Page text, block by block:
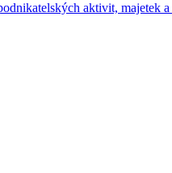
aktivit, majetek a